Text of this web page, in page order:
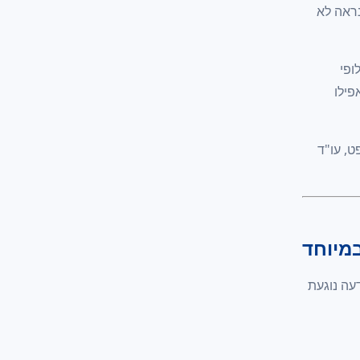
לא
עו"ד
נוגעת